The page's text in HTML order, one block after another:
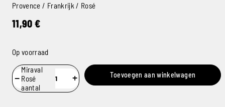
Provence / Frankrijk / Rosé
11,90 €
Op voorraad
−
Miraval
Rosé
aantal
+ Toevoegen aan winkelwagen